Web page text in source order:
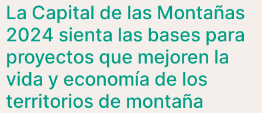
La Capital de las Montañas
2024 sienta las bases para
proyectos que mejoren la
vida y economía de los
territorios de montaña